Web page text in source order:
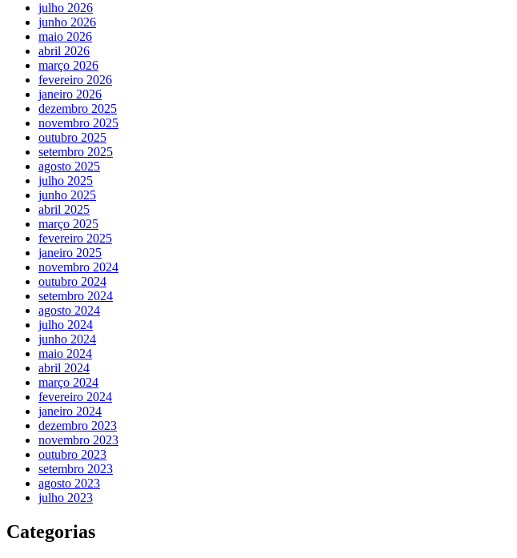
julho 2026
junho 2026
maio 2026
abril 2026
março 2026
fevereiro 2026
janeiro 2026
dezembro 2025
novembro 2025
outubro 2025
setembro 2025
agosto 2025
julho 2025
junho 2025
abril 2025
março 2025
fevereiro 2025
janeiro 2025
novembro 2024
outubro 2024
setembro 2024
agosto 2024
julho 2024
junho 2024
maio 2024
abril 2024
março 2024
fevereiro 2024
janeiro 2024
dezembro 2023
novembro 2023
outubro 2023
setembro 2023
agosto 2023
julho 2023
Categorias